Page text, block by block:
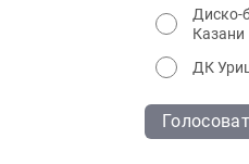
Диско-
Казани
ДК